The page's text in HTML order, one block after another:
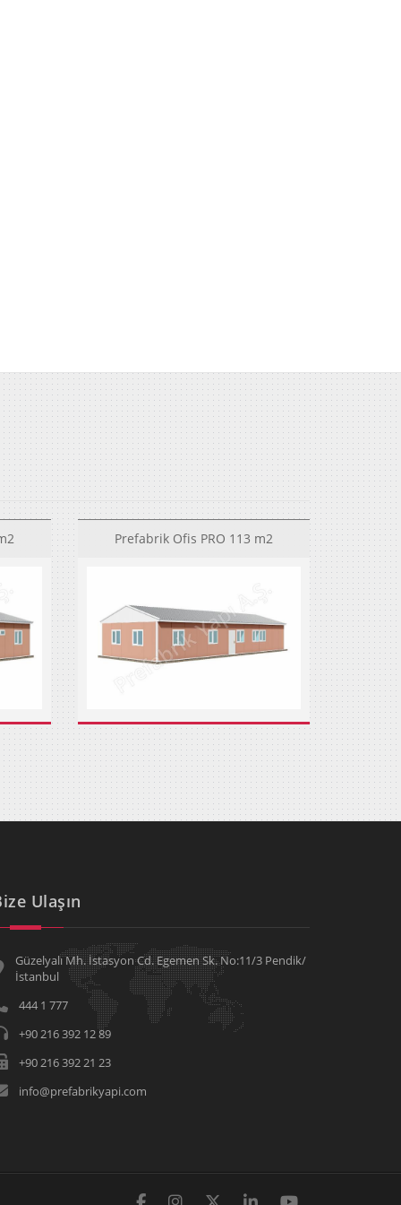
Prefabrik Ofis PRO 113 m2
Ulaşın
Güzelyalı Mh. İstasyon Cd. Egemen Sk. No:11/3 Pendik/
İstanbul
444 1 777
+90 216 392 12 89
+90 216 392 21 23
info@prefabrikyapi.com